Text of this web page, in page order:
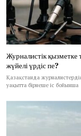
Журналистік қызметке
жүйелі үрдіс пе?
Қазақстанда
уақытта бірнеше іс